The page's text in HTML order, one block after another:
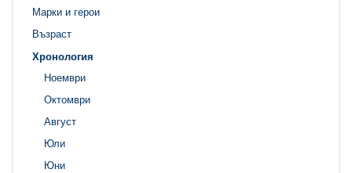
Марки и герои
Възраст
Хронология
Ноември
Октомври
Август
Юли
Юни